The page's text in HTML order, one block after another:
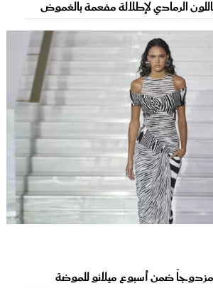
الرمادي لإطلالة مفعمة بالغموض
ضمن أسبوع ميلانو للموضة